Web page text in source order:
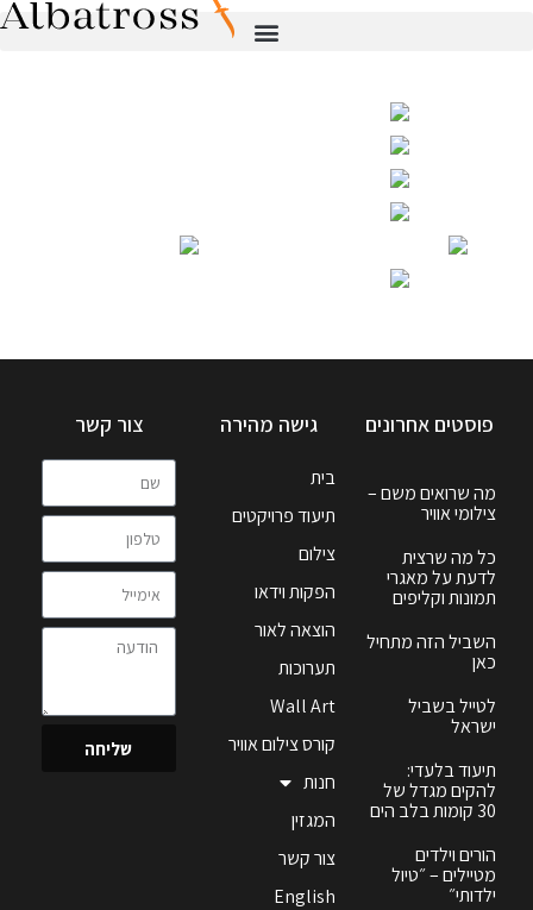
פוסטים אחרונים
מה שרואים משם –
צילומי אוויר
כל מה שרצית
לדעת על מאגרי
תמונות וקליפים
השביל הזה מתחיל
כאן
לטייל בשביל
ישראל
תיעוד בלעדי:
להקים מגדל של
30 קומות בלב הים
הורים וילדים
מטיילים – ״טיול
ילדותי״
גישה מהירה
בית
תיעוד פרויקטים
צילום
הפקות וידאו
הוצאה לאור
תערוכות
Wall Art
קורס צילום אוויר
חנות
המגזין
צור קשר
English
צור קשר
שליחה